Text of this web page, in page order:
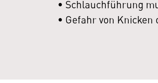
• Schlauchführung
• Gefahr von